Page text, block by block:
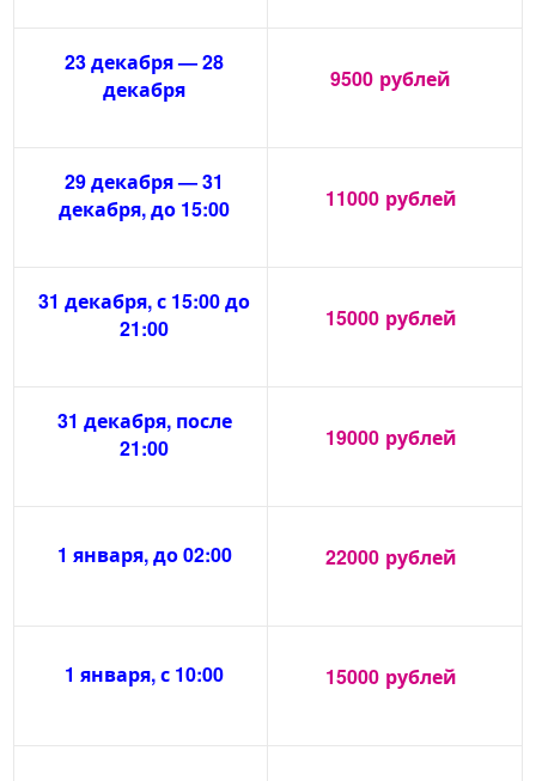
23 декабря — 28
декабря
9500 рублей
29 декабря — 31
декабря, до 15:00
11000 рублей
31 декабря, с 15:00 до
21:00
15000 рублей
31 декабря, после
21:00
19000 рублей
1 января, до 02:00 22000 рублей
1 января, с 10:00 15000 рублей